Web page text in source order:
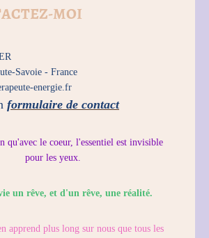
MOI
Savoie - France
energie.fr
formulaire de contact
qu'avec le coeur, l'essentiel est invisible
pour les yeux.
un rêve, et d'un rêve, une réalité.
apprend plus long sur nous que tous les